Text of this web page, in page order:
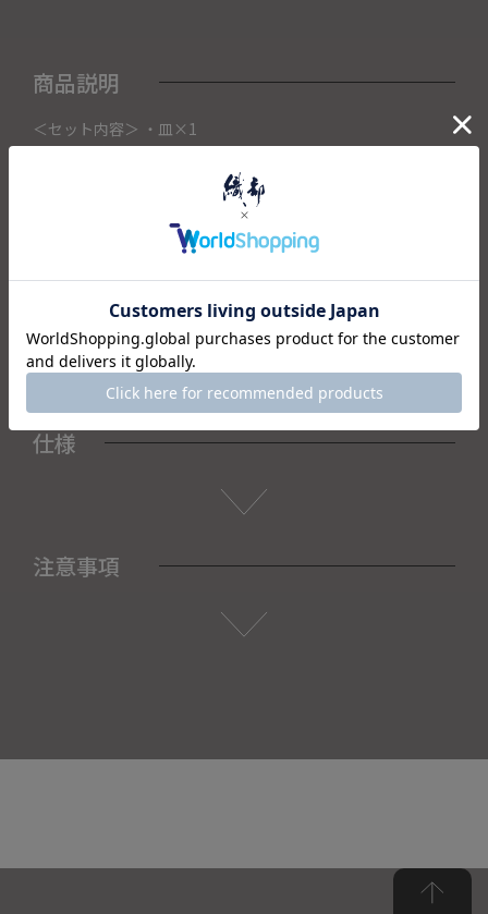
商品説明
＜セット内容＞ ・皿×1
こちらの商品は織部下北沢店にて展示販売中の作品になりま
ご注文いただいたタイミングによって織部下北沢店頭で売り
切れた場合は、キャンセルさせて頂きます。
また織部下北沢店からの出荷になりますので、ご注文確認
予めご了承くださいませ。
仕様
注意事項